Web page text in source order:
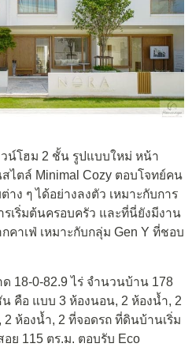
วน์โฮม 2 ชั้น รูปแบบใหม่ หน้า
ไตล์ Minimal Cozy ตอบโจทย์คน
าง ๆ ได้อย่างลงตัว เหมาะกับการ
รเริ่มต้นครอบครัว และที่นี่ยังมีงาน
คาเฟ่ เหมาะกับกลุ่ม Gen Y ที่ชอบ
18-0-82.9 ไร่ จำนวนบ้าน 178
คือ แบบ 3 ห้องนอน, 2 ห้องน้ำ, 2
ห้องน้ำ, 2 ที่จอดรถ ที่ดินบ้านเริ่ม
ย 115 ตร.ม. ตอบรับ Eco